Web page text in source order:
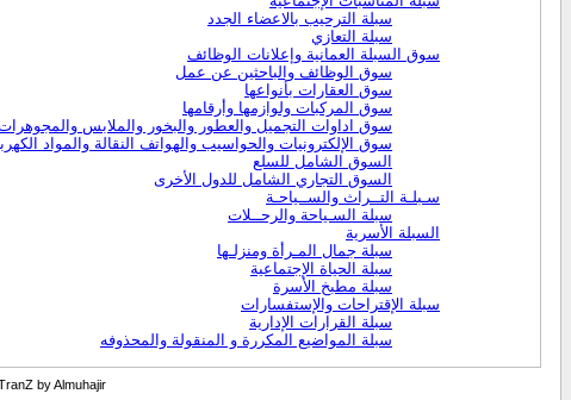
سبلة الترحيب بالاعضاء الجدد
سبلة التعازي
سوق السبلة العمانية وإعلانات الوظائف
سوق الوظائف والباحثين عن عمل
سوق العقارات بأنواعها
سوق المركبات ولوازمها وأرقامها
سوق اداوات التجميل والعطور والبخور والملابس
سوق الإلكترونيات والحواسيب والهواتف النقالة والمواد
السوق الشامل للسلع
السوق التجاري الشامل للدول الأخرى
سـبلـة التــراث والســياحـة
سبلة السـياحة والرحــلات
السبلة الأسرية
سبلة جمال المـرأة ومنزلـها
سبلة الحياة الإجتماعية
سبلة مطبخ الأسرة
سبلة الإقتراحات والإستفسارات
سبلة القرارات الإدارية
سبلة المواضيع المكررة و المنقولة والمحذوفه
by Almuhajir